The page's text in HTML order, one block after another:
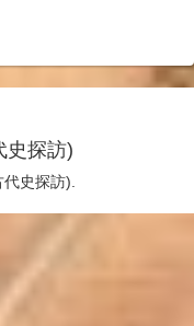
史探訪)
史探訪).